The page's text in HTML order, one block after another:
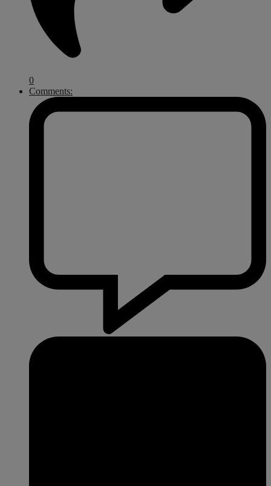
0
Comments: